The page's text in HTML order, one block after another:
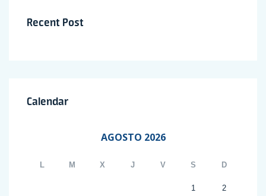
Recent Post
Calendar
AGOSTO 2026
L M X J V S D
1 2